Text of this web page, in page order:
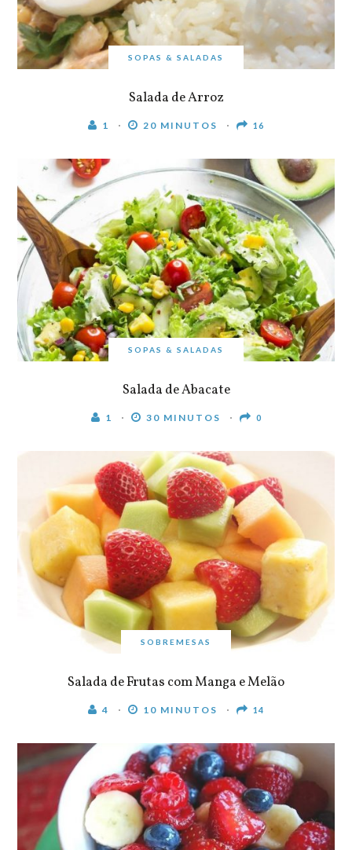
SOPAS & SALADAS
Salada de Arroz
1 20 MINUTOS 16
SOPAS & SALADAS
Salada de Abacate
1 30 MINUTOS 0
SOBREMESAS
Salada de Frutas com Manga e Melão
4 10 MINUTOS 14